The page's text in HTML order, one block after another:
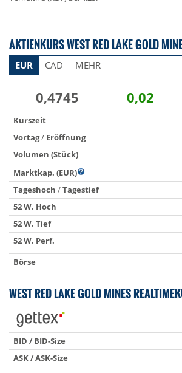
AKTIENKURS WEST RED LAKE GOLD
EUR CAD MEHR
0,4745 0,02
Kurszeit
Vortag/ Eröffnung
Volumen (Stück)
Marktkap. (EUR)
Tageshoch /Tagestief
52 W. Hoch
52 W. Tief
52 W. Perf.
Börse
WEST RED LAKE GOLD MINES
BID / BID-Size
ASK / ASK-Size